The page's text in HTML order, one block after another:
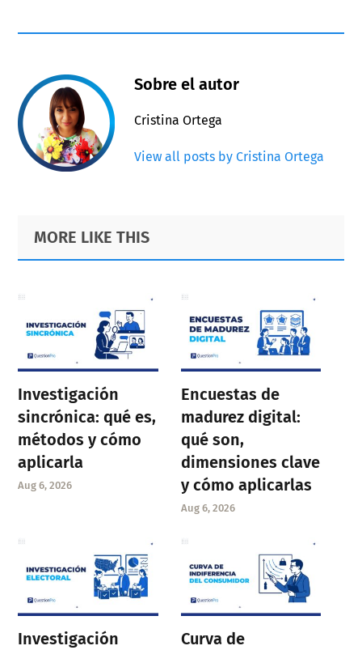
Sobre el autor
Cristina Ortega
View all posts by Cristina Ortega
Primary
Sidebar
Footer
MORE LIKE THIS
Investigación
sincrónica: qué es,
métodos y cómo
aplicarla
Aug 6, 2026
Encuestas de
madurez digital:
qué son,
dimensiones clave
y cómo aplicarlas
Aug 6, 2026
Investigación
Curva de